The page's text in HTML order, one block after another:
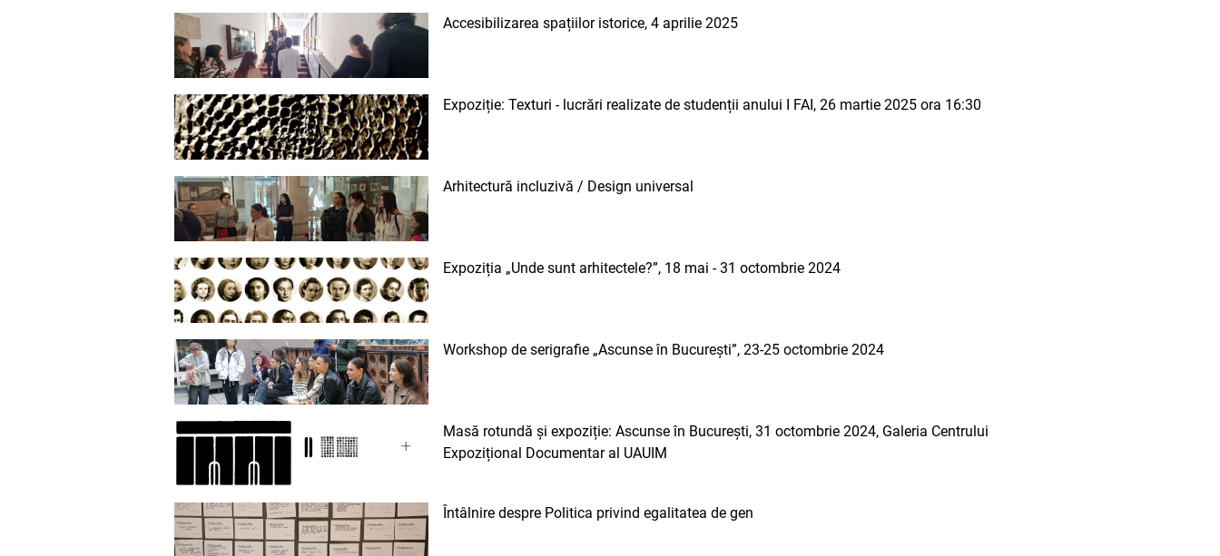
Accesibilizarea spațiilor istorice, 4 aprilie 2025
Expoziție: Texturi - lucrări realizate de studenții anului I FAI, 26 martie 2025 ora 16:30
Arhitectură incluzivă / Design universal
Expoziția „Unde sunt arhitectele?”, 18 mai - 31 octombrie 2024
Workshop de serigrafie „Ascunse în București”, 23-25 octombrie 2024
Masă rotundă și expoziție: Ascunse în București, 31 octombrie 2024, Galeria Centrului
Expozițional Documentar al UAUIM
Întâlnire despre Politica privind egalitatea de gen